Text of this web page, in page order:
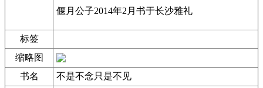
偃月公子2014年2月书于长沙雅礼
标签
缩略图
书名
不是不念只是不见